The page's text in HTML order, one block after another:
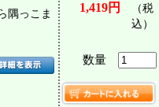
隅っこま
1,419円
（税
込）
数量